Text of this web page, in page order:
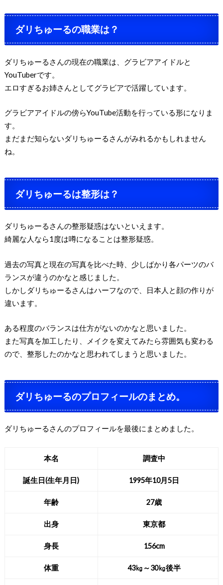
ダリちゅーるの職業は？
ダリちゅーるさんの現在の職業は、グラビアアイドルと
YouTuberです。
エロすぎるお姉さんとしてグラビアで活躍しています。
グラビアアイドルの傍らYouTube活動を行っている形になりま
す。
まだまだ知らないダリちゅーるさんがみれるかもしれません
ね。
ダリちゅーるは整形は？
ダリちゅーるさんの整形疑惑はないといえます。
綺麗な人なら1度は噂になることは整形疑惑。
過去の写真と現在の写真を比べた時、少しばかり各パーツのバ
ランスが違うのかなと感じました。
しかしダリちゅーるさんはハーフなので、日本人と顔の作りが
違います。
ある程度のバランスは仕方がないのかなと思いました。
また写真を加工したり、メイクを変えてみたら雰囲気も変わる
ので、整形したのかなと思われてしまうと思いました。
ダリちゅーるのプロフィールのまとめ。
ダリちゅーるさんのプロフィールを最後にまとめました。
本名 調査中
誕生日(生年月日) 1995年10月5日
年齢 27歳
出身 東京都
身長 156cm
体重 43㎏～30㎏後半